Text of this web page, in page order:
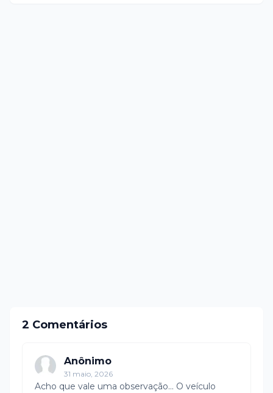
2 Comentários
Anônimo
31 maio, 2026
Acho que vale uma observação... O veículo